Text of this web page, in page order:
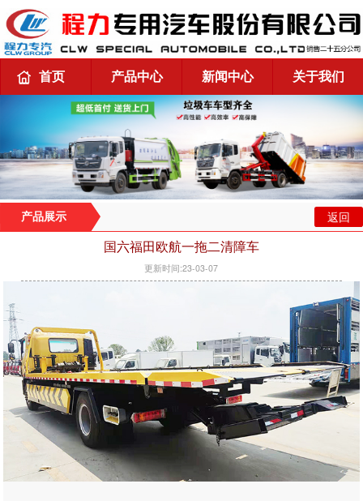
首页 产品中心 新闻中心 关于我们
产品展示 返回
国六福田欧航一拖二清障车
更新时间:23-03-07